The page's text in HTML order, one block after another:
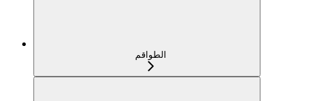
الطواقم